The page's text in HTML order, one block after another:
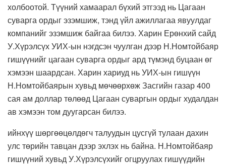
холбоотой. Түүний хамаарал бүхий этгээд нь Цагаан
суварга ордыг эзэмшиж, тэнд үйл ажиллагаа явуулдаг
компанийг эзэмшиж байгаа билээ. Харин Ерөнхий сайд
У.Хүрэлсүх УИХ-ын нэгдсэн чуулган дээр Н.Номтойбаяр
гишүүнийг цагаан суварга ордыг ард түмэнд буцаан өг
хэмээн шаардсан. Харин хариуд нь УИХ-ын гишүүн
Н.Номтойбаярын хувьд мөчөөрхөж Засгийн газар 400
сая ам доллар төлөөд Цагаан суваргын ордыг худалдан
ав хэмээн том дуугарсан билээ.
ийнхүү шөргөөцөлдөгч талуудын цусгүй тулаан дахин
улс төрийн тавцан дээр эхлэх нь байна. Н.Номтойбаяр
гишүүний хувьд У.Хүрэлсүхийг огцруулах гишүүдийн